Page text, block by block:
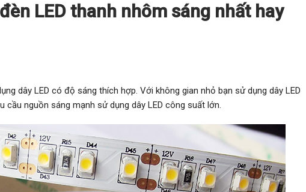
LED thanh nhôm sáng nhất hay
dây LED có độ sáng thích hợp. Với không gian nhỏ bạn sử dụng dây LED
cầu nguồn sáng mạnh sử dụng dây LED công suất lớn.